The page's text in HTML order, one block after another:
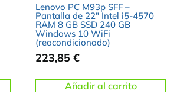
Lenovo PC M93p SFF –
Pantalla de 22″ Intel i5-4570
RAM 8 GB SSD 240 GB
Windows 10 WiFi
(reacondicionado)
223,85€
Añadir al carrito